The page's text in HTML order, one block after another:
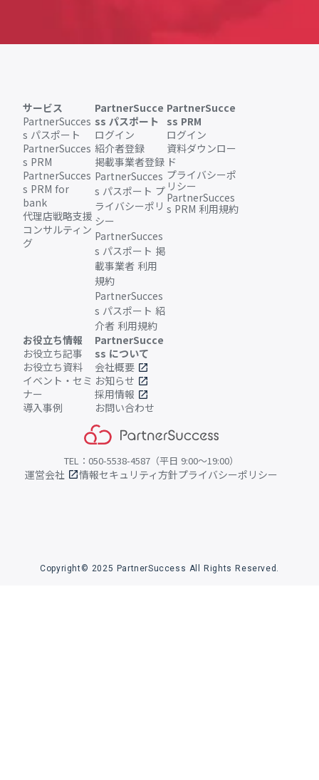
サービス
PartnerSucces
s パスポート
PartnerSucces
s PRM
PartnerSucces
s PRM for
bank
代理店戦略支援
コンサルティン
グ
PartnerSucce
ss パスポート
ログイン
紹介者登録
掲載事業者登録
PartnerSucces
s パスポート プ
ライバシーポリ
シー
PartnerSucces
s パスポート 掲
載事業者 利用
規約
PartnerSucces
s パスポート 紹
介者 利用規約
PartnerSucce
ss PRM
ログイン
資料ダウンロー
ド
プライバシーポ
リシー
PartnerSucces
s PRM 利用規約
お役立ち情報
お役立ち記事
お役立ち資料
イベント・セミ
ナー
導入事例
PartnerSucce
ss について
会社概要 open_in_new
お知らせ open_in_new
採用情報 open_in_new
お問い合わせ
TEL：050-5538-4587（平日 9:00〜19:00）
運営会社 open_in_new情報セキュリティ方針プライバシーポリシー
Copyright© 2025 PartnerSuccess All Rights Reserved.